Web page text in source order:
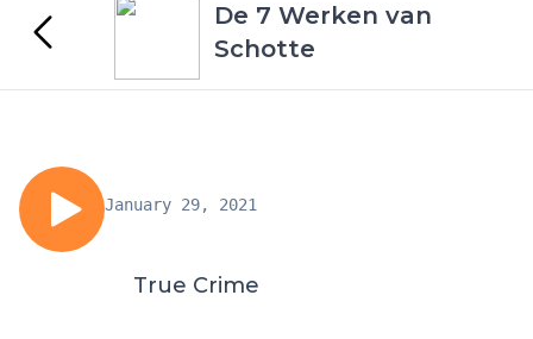
De 7 Werken van
Schotte
January 29, 2021
True Crime